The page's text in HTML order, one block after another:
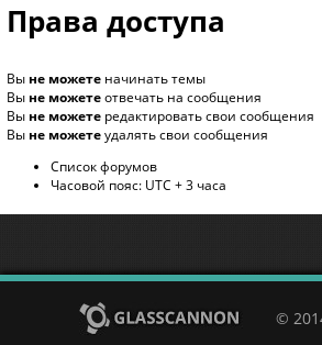
Права доступа
Вы не можете начинать темы
Вы не можетеотвечать на сообщения
Вы не можете редактировать свои сообщения
Вы не можетеудалять свои сообщения
Список форумов
Часовой пояс: UTC + 3 часа
©